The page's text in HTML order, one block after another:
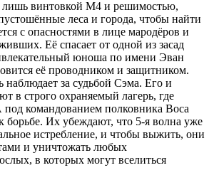
лишь винтовкой M4 и решимостью,
леса и города, чтобы найти
с опасностями в лице мародёров и
Её спасает от одной из засад
юноша по имени Эван
её проводником и защитником.
наблюдает за судьбой Сэма. Его и
в строго охраняемый лагерь, где
командованием полковника Воса
борьбе. Их убеждают, что 5-я волна уже
истребление, и чтобы выжить, они
и уничтожать любых
в которых могут вселиться